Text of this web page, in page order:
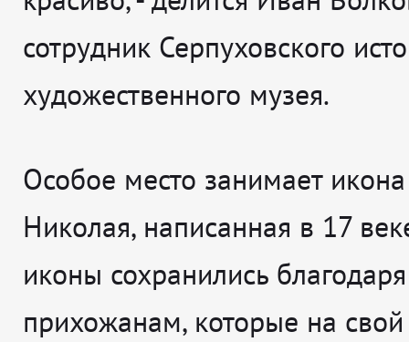
сотрудник Серпуховского
художественного музея.
Особое место занимает
Николая, написанная в 17
иконы сохранились благодаря
прихожанам, которые на свой